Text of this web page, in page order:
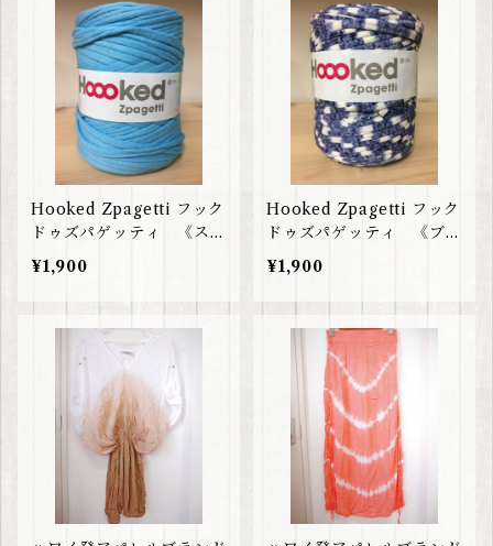
Hooked Zpagetti フック
ドゥズパゲッティ 《スカ
イブルー》海外直輸入！主
婦の間で大人気
¥1,900
Hooked Zpagetti フック
ドゥズパゲッティ 《ブル
ー×ホワイト》海外直輸
入！主婦の間で大人気
¥1,900